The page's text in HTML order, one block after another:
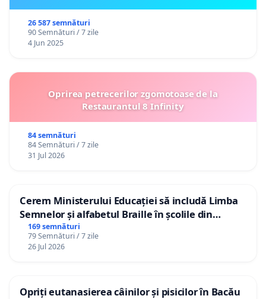
26 587 semnături
90 Semnături / 7 zile
4 Jun 2025
Oprirea petrecerilor zgomotoase de la
Restaurantul 8 Infinity
84 semnături
84 Semnături / 7 zile
31 Jul 2026
Cerem Ministerului Educației să includă Limba
Semnelor și alfabetul Braille în școlile din
Republica Moldova!
169 semnături
79 Semnături / 7 zile
26 Jul 2026
Opriți eutanasierea câinilor și pisicilor în Bacău